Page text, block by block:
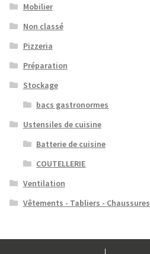
Mobilier
Non classé
Pizzeria
Préparation
Stockage
bacs gastronormes
Ustensiles de cuisine
Batterie de cuisine
COUTELLERIE
Ventilation
Vêtements - Tabliers - Chaussures